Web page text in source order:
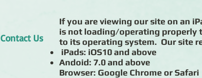
Contact Us
If you are viewing our site on an
is not loading/operating properly
to its operating system. Our site
iPads: iOS10 and above
Andoid: 7.0 and above
Browser: Google Chrome or Safari